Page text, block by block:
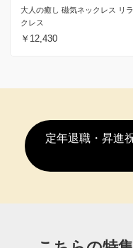
大人の癒し 磁気ネックレス リ
クレス
￥12,430
定年退職・昇進